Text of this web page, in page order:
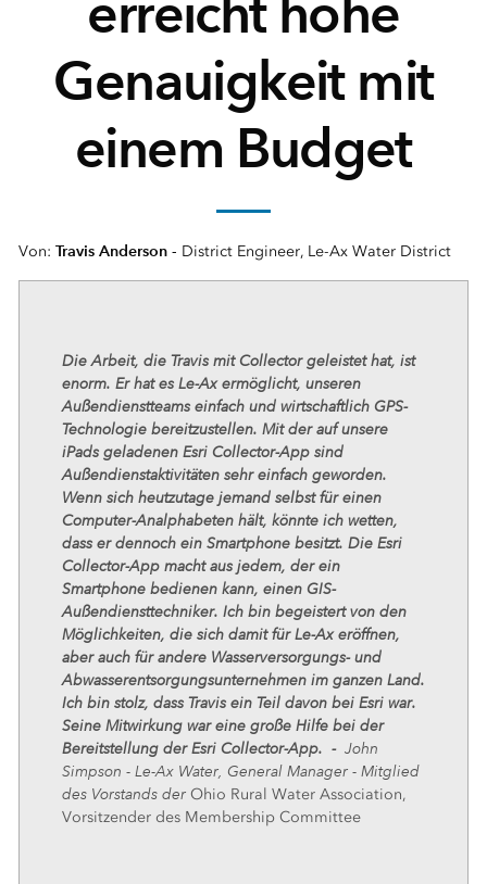
erreicht hohe
Genauigkeit mit
einem Budget
Von: Travis Anderson - District Engineer, Le-Ax Water District
Die Arbeit, die Travis mit Collector geleistet hat, ist
enorm. Er hat es Le-Ax ermöglicht, unseren
Außendienstteams einfach und wirtschaftlich GPS-
Technologie bereitzustellen. Mit der auf unsere
iPads geladenen Esri Collector-App sind
Außendienstaktivitäten sehr einfach geworden.
Wenn sich heutzutage jemand selbst für einen
Computer-Analphabeten hält, könnte ich wetten,
dass er dennoch ein Smartphone besitzt. Die Esri
Collector-App macht aus jedem, der ein
Smartphone bedienen kann, einen GIS-
Außendiensttechniker. Ich bin begeistert von den
Möglichkeiten, die sich damit für Le-Ax eröffnen,
aber auch für andere Wasserversorgungs- und
Abwasserentsorgungsunternehmen im ganzen Land.
Ich bin stolz, dass Travis ein Teil davon bei Esri war.
Seine Mitwirkung war eine große Hilfe bei der
Bereitstellung der Esri Collector-App. - John
Simpson - Le-Ax Water, General Manager - Mitglied
des Vorstands der Ohio Rural Water Association,
Vorsitzender des Membership Committee